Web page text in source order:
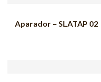
Aparador – SLATAP 02